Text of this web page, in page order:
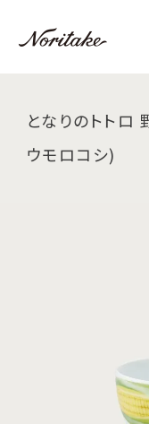
となりのトトロ
ウモロコシ)